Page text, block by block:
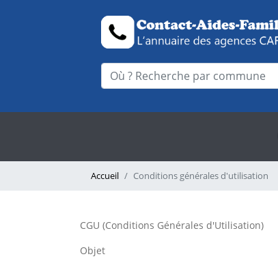
Accueil Conditions générales d'utilisation
CGU (Conditions Générales d'Utilisation)
Objet